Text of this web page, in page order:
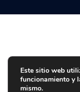
Este sitio web
funcionamiento y
mismo.